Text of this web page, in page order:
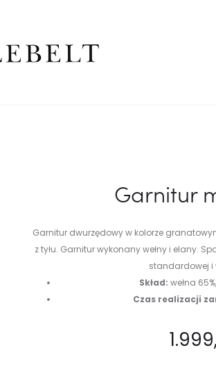
Garnitur
Garnitur dwurzędowy w kolorze
z tyłu. Garnitur wykonany wełny i elany.
standardowej i
Skład: wełna
Czas realizacji